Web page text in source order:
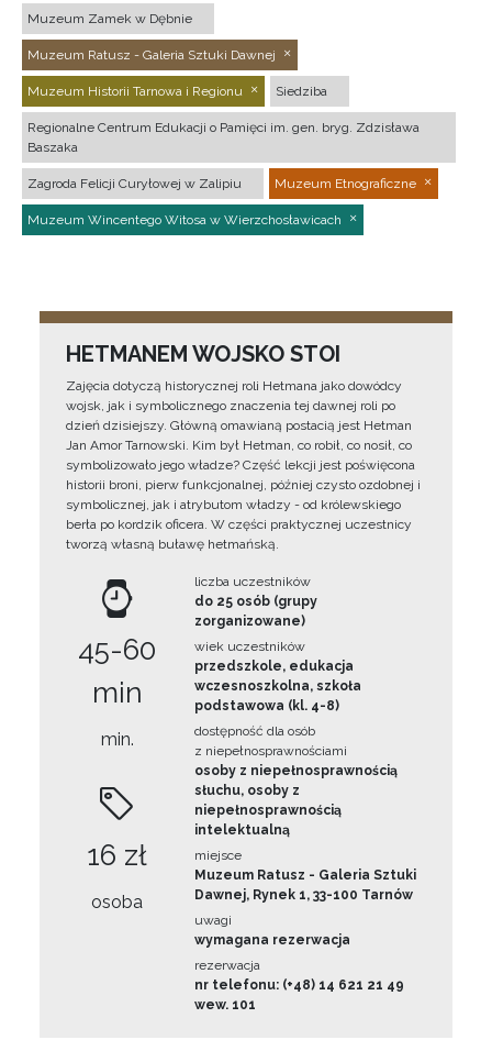
Muzeum Zamek w Dębnie
Muzeum Ratusz - Galeria Sztuki Dawnej
Muzeum Historii Tarnowa i Regionu Siedziba
Regionalne Centrum Edukacji o Pamięci im. gen. bryg. Zdzisława
Baszaka
Zagroda Felicji Curyłowej w Zalipiu Muzeum Etnograficzne
Muzeum Wincentego Witosa w Wierzchosławicach
HETMANEM WOJSKO STOI
Zajęcia dotyczą historycznej roli Hetmana jako dowódcy
wojsk, jak i symbolicznego znaczenia tej dawnej roli po
dzień dzisiejszy. Główną omawianą postacią jest Hetman
Jan Amor Tarnowski. Kim był Hetman, co robił, co nosił, co
symbolizowało jego władze? Część lekcji jest poświęcona
historii broni, pierw funkcjonalnej, później czysto ozdobnej i
symbolicznej, jak i atrybutom władzy - od królewskiego
berła po kordzik oficera. W części praktycznej uczestnicy
tworzą własną buławę hetmańską.
45-60
min
min.
16 zł
osoba
liczba uczestników
do 25 osób (grupy
zorganizowane)
wiek uczestników
przedszkole, edukacja
wczesnoszkolna, szkoła
podstawowa (kl. 4-8)
dostępność dla osób
z niepełnosprawnościami
osoby z niepełnosprawnością
słuchu, osoby z
niepełnosprawnością
intelektualną
miejsce
Muzeum Ratusz - Galeria Sztuki
Dawnej, Rynek 1, 33-100 Tarnów
uwagi
wymagana rezerwacja
rezerwacja
nr telefonu: (+48) 14 621 21 49
wew. 101